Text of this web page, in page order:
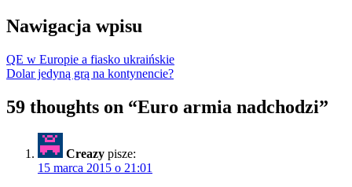
Nawigacja wpisu
QE w Europie a fiasko ukraińskie
Dolar jedyną grą na kontynencie?
59 thoughts on “Euro armia nadchodzi”
Creazy pisze:
15 marca 2015 o 21:01